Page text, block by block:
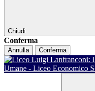
Chiudi
Conferma
Annulla Conferma